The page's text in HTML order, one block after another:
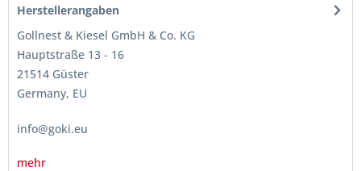
Herstellerangaben
Gollnest & Kiesel GmbH & Co. KG
Hauptstraße 13 - 16
21514 Güster
Germany, EU
info@goki.eu
mehr